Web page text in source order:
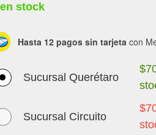
stock
Hasta 12 pagos sin tarjeta con
Sucursal Querétaro
$
Sucursal Circuito
$